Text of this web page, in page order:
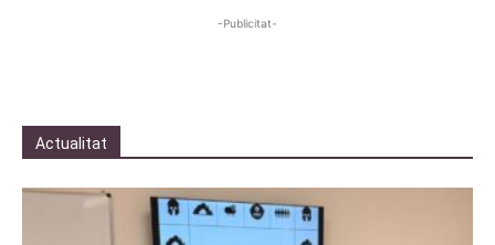
-Publicitat-
Actualitat